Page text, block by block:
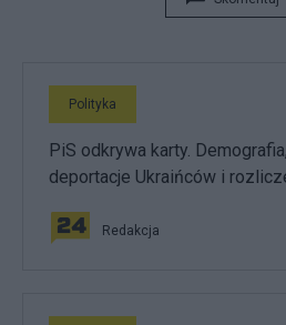
Polityka
PiS odkrywa karty.
deportacje Ukraińców i
Redakcja